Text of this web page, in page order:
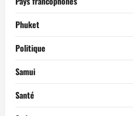
Phuket
Politique
Samui
Santé